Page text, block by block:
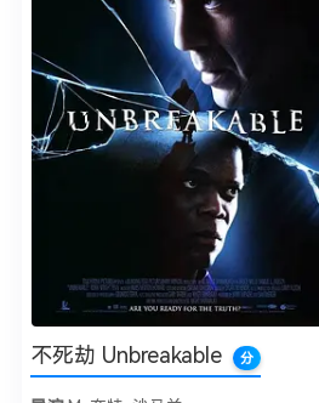
不死劫 Unbreakable 分